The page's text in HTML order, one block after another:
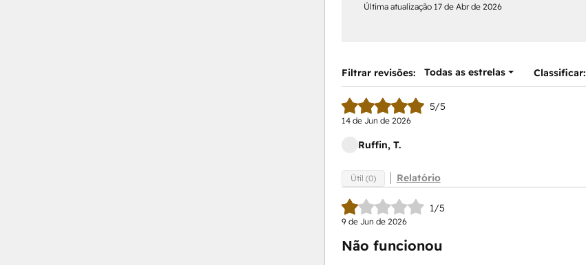
Última atualização 17 de Abr de 2026
Filtrar revisões: Todas as estrelas Classificar:
5/5
14 de Jun de 2026
Ruffin, T.
Útil (0) Relatório
1/5
9 de Jun de 2026
Não funcionou